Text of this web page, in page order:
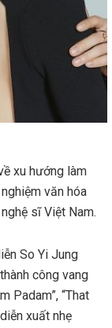
xu hướng làm
văn hóa
sĩ Việt Nam.
So Yi Jung
công vang
Padam”, “That
xuất nhẹ